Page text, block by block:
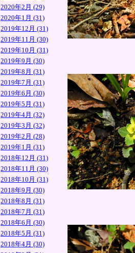
2020年2月 (29)
2020年1月 (31)
2019年12月 (31)
2019年11月 (30)
2019年10月 (31)
2019年9月 (30)
2019年8月 (31)
2019年7月 (31)
2019年6月 (30)
2019年5月 (31)
2019年4月 (32)
2019年3月 (32)
2019年2月 (28)
2019年1月 (31)
2018年12月 (31)
2018年11月 (30)
2018年10月 (31)
2018年9月 (30)
2018年8月 (31)
2018年7月 (31)
2018年6月 (30)
2018年5月 (31)
2018年4月 (30)